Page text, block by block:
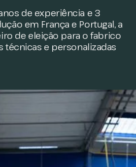
de experiência e 3
em França e Portugal, a
de eleição para o fabrico
técnicas e personalizadas